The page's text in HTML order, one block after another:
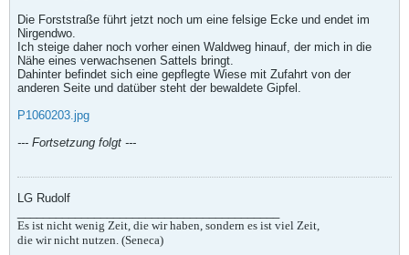
Die Forststraße führt jetzt noch um eine felsige Ecke und endet im
Nirgendwo.
Ich steige daher noch vorher einen Waldweg hinauf, der mich in die
Nähe eines verwachsenen Sattels bringt.
Dahinter befindet sich eine gepflegte Wiese mit Zufahrt von der
anderen Seite und datüber steht der bewaldete Gipfel.
P1060203.jpg
--- Fortsetzung folgt ---
LG Rudolf
Es ist nicht wenig Zeit, die wir haben, sondern es ist viel Zeit,
die wir nicht nutzen. (Seneca)